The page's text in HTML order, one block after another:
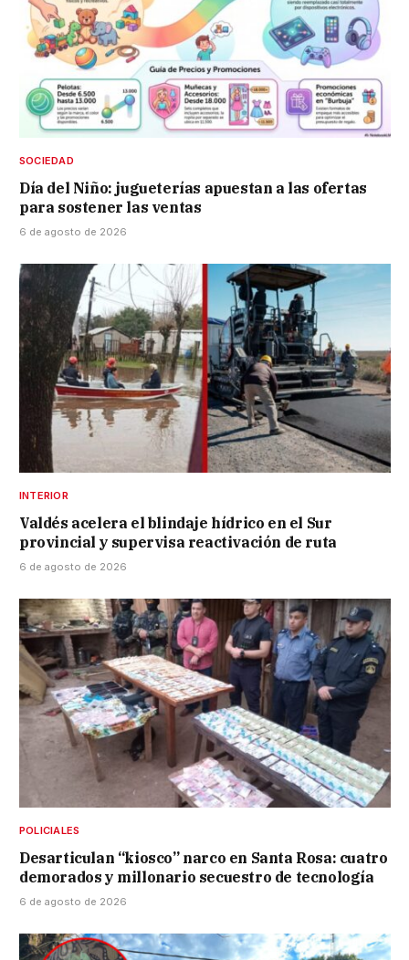
SOCIEDAD
Día del Niño: jugueterías apuestan a las ofertas
para sostener las ventas
6 de agosto de 2026
INTERIOR
Valdés acelera el blindaje hídrico en el Sur
provincial y supervisa reactivación de ruta
6 de agosto de 2026
POLICIALES
Desarticulan “kiosco” narco en Santa Rosa: cuatro
demorados y millonario secuestro de tecnología
6 de agosto de 2026